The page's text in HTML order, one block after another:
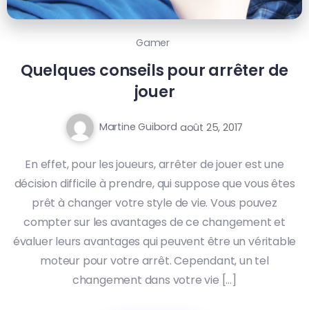
Gamer
Quelques conseils pour arrêter de
jouer
Martine Guibord août 25, 2017
En effet, pour les joueurs, arrêter de jouer est une
décision difficile à prendre, qui suppose que vous êtes
prêt à changer votre style de vie. Vous pouvez
compter sur les avantages de ce changement et
évaluer leurs avantages qui peuvent être un véritable
moteur pour votre arrêt. Cependant, un tel
changement dans votre vie […]